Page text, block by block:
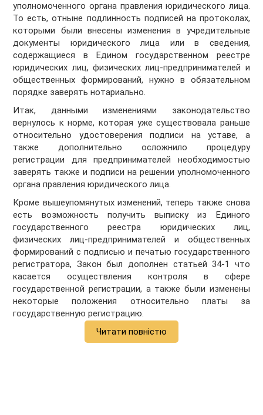
уполномоченного органа правления юридического лица.
То есть, отныне подлинность подписей на протоколах,
которыми были внесены изменения в учредительные
документы юридического лица или в сведения,
содержащиеся в Едином государственном реестре
юридических лиц, физических лиц-предпринимателей и
общественных формирований, нужно в обязательном
порядке заверять нотариально.
Итак, данными изменениями законодательство
вернулось к норме, которая уже существовала раньше
относительно удостоверения подписи на уставе, а
также дополнительно осложнило процедуру
регистрации для предпринимателей необходимостью
заверять также и подписи на решении уполномоченного
органа правления юридического лица.
Кроме вышеупомянутых изменений, теперь также снова
есть возможность получить выписку из Единого
государственного реестра юридических лиц,
физических лиц-предпринимателей и общественных
формирований с подписью и печатью государственного
регистратора, Закон был дополнен статьей 34-1 что
касается осуществления контроля в сфере
государственной регистрации, а также были изменены
некоторые положения относительно платы за
государственную регистрацию.
Читати повністю